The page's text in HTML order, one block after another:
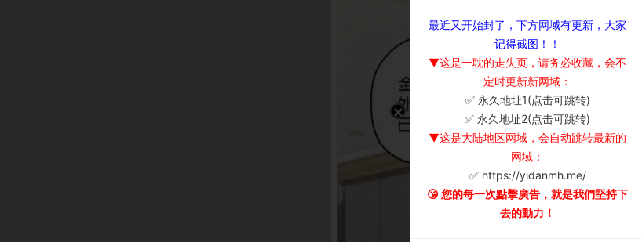
最近又开始封了，下方网域有更新，大家
记得截图！！
▼这是一耽的走失页，请务必收藏，会不
定时更新新网域：
✅ 永久地址1(点击可跳转)
✅ 永久地址2(点击可跳转)
▼这是大陆地区网域，会自动跳转最新的
网域：
✅ https://yidanmh.me/
😘 您的每一次點擊廣告，就是我們堅持下
去的動力！
×